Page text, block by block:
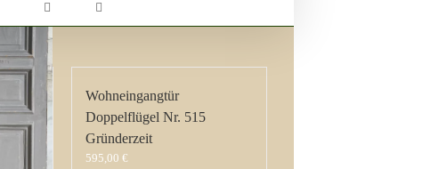
Wohneingangtür
Doppelflügel Nr. 515
Gründerzeit
595,00 €